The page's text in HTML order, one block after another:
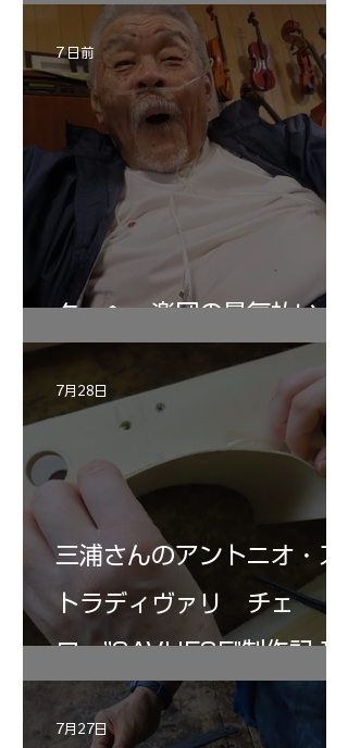
ターヘー楽団の暑気払い
7 日前
三浦さんのアントニオ・ス
トラディヴァリ チェ
ロ ”SAVUESE"制作記１2
7月28日
7月27日